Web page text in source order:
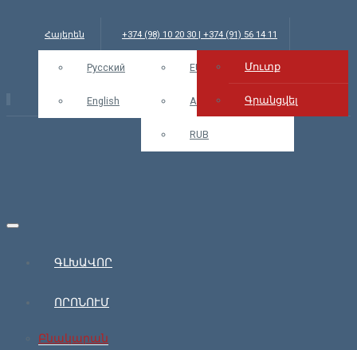
Հայերեն
Русский
English
+374 (98) 10 20 30 | +374 (91) 56 14 11
info@bars.am USD EUR
AMD
RUB
Մուտք Մուտք
Գրանցվել
ԳԼԽԱՎՈՐ
ՈՐՈՆՈՒՄ
Բնակարան